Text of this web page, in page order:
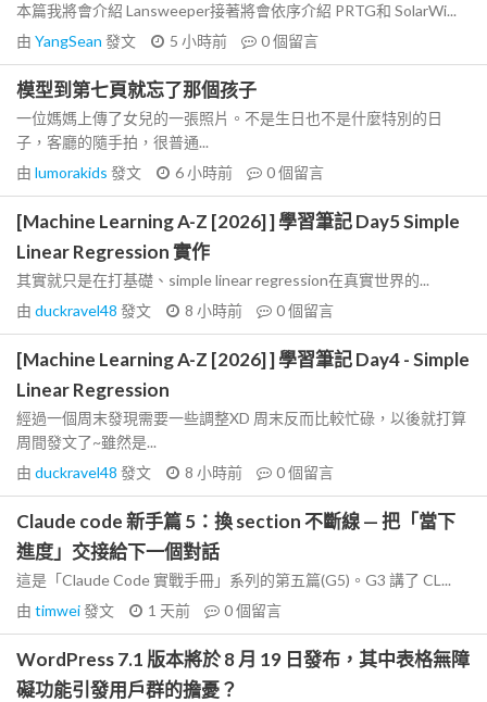
本篇我將會介紹 Lansweeper接著將會依序介紹 PRTG和 SolarWi...
由 YangSean 發文 5 小時前 0個留言
模型到第七頁就忘了那個孩子
一位媽媽上傳了女兒的一張照片。不是生日也不是什麼特別的日
子，客廳的隨手拍，很普通...
由 lumorakids 發文 6 小時前 0個留言
[Machine Learning A-Z [2026] ] 學習筆記 Day5 Simple
Linear Regression 實作
其實就只是在打基礎、simple linear regression在真實世界的...
由 duckravel48 發文 8 小時前 0個留言
[Machine Learning A-Z [2026] ] 學習筆記 Day4 - Simple
Linear Regression
經過一個周末發現需要一些調整XD 周末反而比較忙碌，以後就打算
周間發文了~雖然是...
由 duckravel48 發文 8 小時前 0個留言
Claude code 新手篇 5：換 section 不斷線 — 把「當下
進度」交接給下一個對話
這是「Claude Code 實戰手冊」系列的第五篇(G5)。G3 講了 CL...
由 timwei發文 1 天前 0個留言
WordPress 7.1 版本將於 8 月 19 日發布，其中表格無障
礙功能引發用戶群的擔憂？